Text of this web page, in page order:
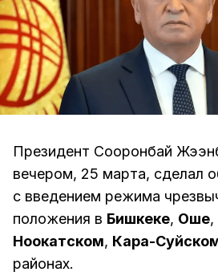
Президент Сооронбай
вечером, 25 марта, сделал
с введением режима
положения в Бишкеке, Оше,
Ноокатском, Кара-
районах.